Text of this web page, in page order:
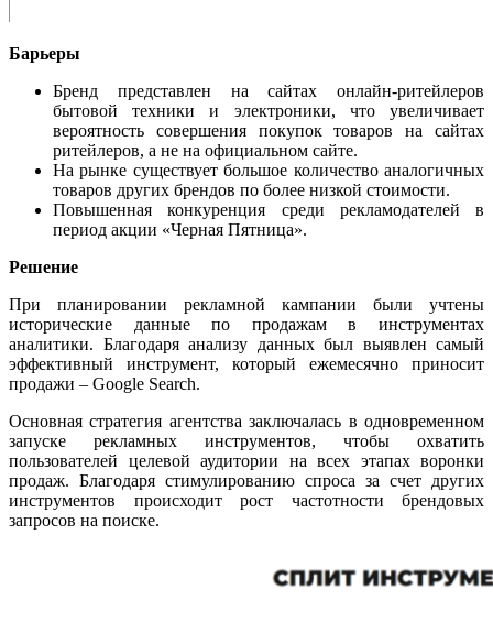
Барьеры
Бренд представлен на сайтах онлайн-ритейлеров
бытовой техники и электроники, что увеличивает
вероятность совершения покупок товаров на сайтах
ритейлеров, а не на официальном сайте.
На рынке существует большое количество аналогичных
товаров других брендов по более низкой стоимости.
Повышенная конкуренция среди рекламодателей в
период акции «Черная Пятница».
Решение
При планировании рекламной кампании были учтены
исторические данные по продажам в инструментах
аналитики. Благодаря анализу данных был выявлен самый
эффективный инструмент, который ежемесячно приносит
продажи – Google Search.
Основная стратегия агентства заключалась в одновременном
запуске рекламных инструментов, чтобы охватить
пользователей целевой аудитории на всех этапах воронки
продаж. Благодаря стимулированию спроса за счет других
инструментов происходит рост частотности брендовых
запросов на поиске.